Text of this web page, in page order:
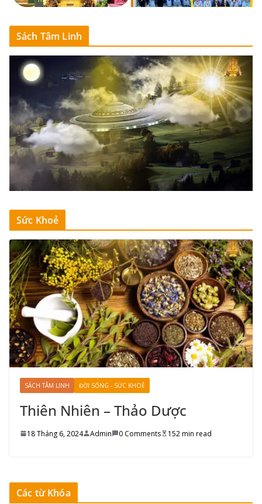
Sách Tâm Linh
Sức Khoẻ
SÁCH TÂM LINH ĐỜI SỐNG - SỨC KHOẺ
Thiên Nhiên – Thảo Dược
18 Tháng 6, 2024 Admin 0 Comments 152 min read
Các từ Khóa